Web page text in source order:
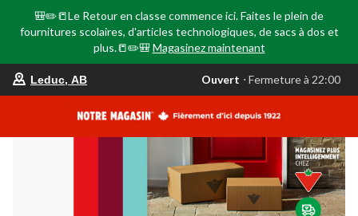
🎒✏️📒Le Retour en classe commence ici. Faites le plein de
fournitures scolaires, d'articles technologiques, de sacs à dos et
plus.📒✏️🎒 Magasinez maintenant
votre
est
AB,
Ouvert,
Fermeture
à
Leduc, AB Ouvert ⋅ Fermeture à 22:00